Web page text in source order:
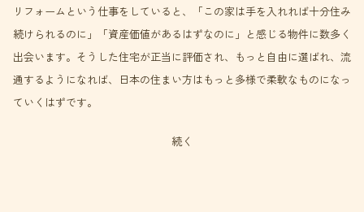
リフォームという仕事をしていると、「この家は手を入れれば十分住み
続けられるのに」「資産価値があるはずなのに」と感じる物件に数多く
出会います。そうした住宅が正当に評価され、もっと自由に選ばれ、流
通するようになれば、日本の住まい方はもっと多様で柔軟なものになっ
ていくはずです。
続く